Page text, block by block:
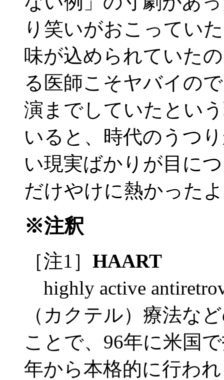
り笑いがおこってい
味が込められていた
る医師こそヤバイの
演までしていたとい
いると、時代のうつ
い現実ばかりが目に
だけやけに熱かった
※注釈
［注1］ HAART
highly active
（カクテル）療法な
ことで、96年に米国
年から本格的に行わ